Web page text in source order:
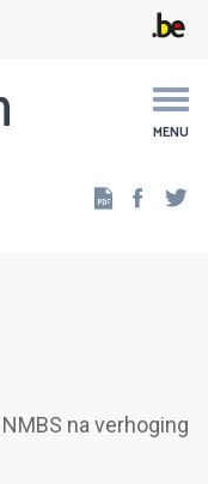
MENU
na verhoging